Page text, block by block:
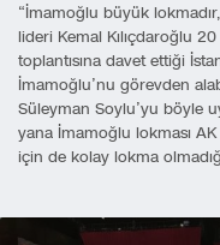
“İmamoğlu büyük lokmadır,
lideri Kemal Kılıçdaroğlu
toplantısına davet ettiği
İmamoğlu’nu görevden
Süleyman Soylu’yu böyle
yana İmamoğlu lokması AK
için de kolay lokma